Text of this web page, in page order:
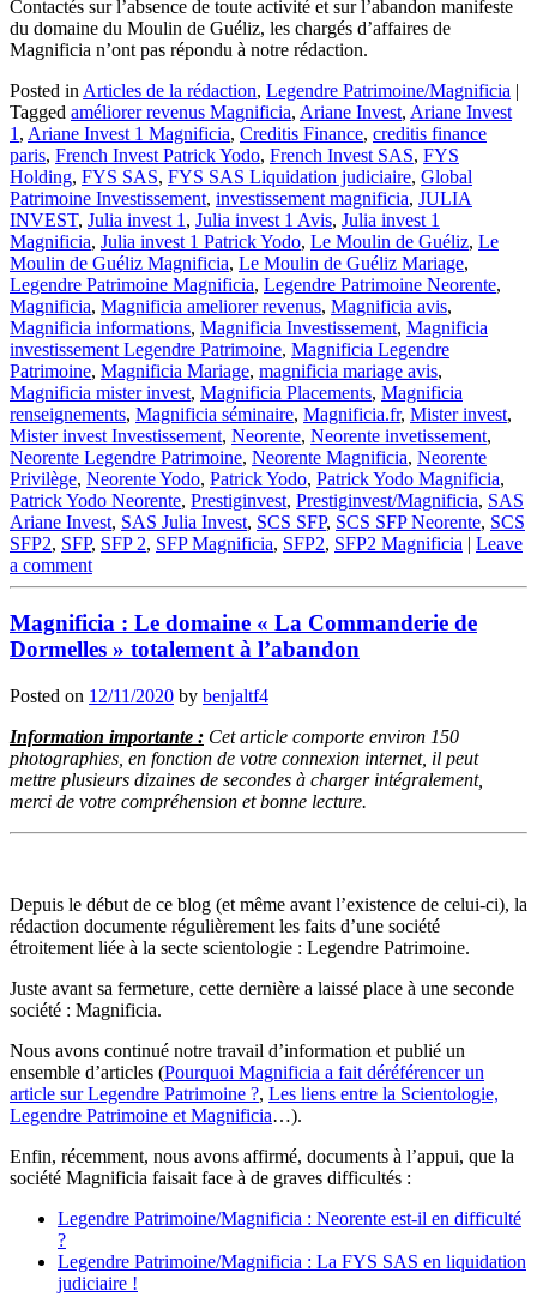
Contactés sur l’absence de toute activité et sur l’abandon manifeste
du domaine du Moulin de Guéliz, les chargés d’affaires de
Magnificia n’ont pas répondu à notre rédaction.
Posted in Articles de la rédaction, Legendre Patrimoine/Magnificia |
Tagged améliorer revenus Magnificia, Ariane Invest, Ariane Invest
1 , Ariane Invest 1 Magnificia, Creditis Finance, creditis finance
paris, French Invest Patrick Yodo, French Invest SAS, FYS
Holding, FYS SAS, FYS SAS Liquidation judiciaire, Global
Patrimoine Investissement, investissement magnificia, JULIA
INVEST, Julia invest 1 , Julia invest 1 Avis, Julia invest 1
Magnificia, Julia invest 1 Patrick Yodo, Le Moulin de Guéliz, Le
Moulin de Guéliz Magnificia, Le Moulin de Guéliz Mariage,
Legendre Patrimoine Magnificia, Legendre Patrimoine Neorente,
Magnificia, Magnificia ameliorer revenus, Magnificia avis,
Magnificia informations, Magnificia Investissement, Magnificia
investissement Legendre Patrimoine, Magnificia Legendre
Patrimoine, Magnificia Mariage, magnificia mariage avis,
Magnificia mister invest, Magnificia Placements, Magnificia
renseignements, Magnificia séminaire, Magnificia.fr, Mister invest,
Mister invest Investissement, Neorente, Neorente invetissement,
Neorente Legendre Patrimoine, Neorente Magnificia, Neorente
Privilège, Neorente Yodo, Patrick Yodo, Patrick Yodo Magnificia,
Patrick Yodo Neorente, Prestiginvest, Prestiginvest/Magnificia, SAS
Ariane Invest, SAS Julia Invest, SCS SFP, SCS SFP Neorente, SCS
SFP2, SFP, SFP 2, SFP Magnificia, SFP2, SFP2 Magnificia | Leave
a comment
Magnificia : Le domaine « La Commanderie de
Dormelles » totalement à l’abandon
Posted on 12/11/2020 by benjaltf4
Information importante : Cet article comporte environ 150
photographies, en fonction de votre connexion internet, il peut
mettre plusieurs dizaines de secondes à charger intégralement,
merci de votre compréhension et bonne lecture.
Depuis le début de ce blog (et même avant l’existence de celui-ci), la
rédaction documente régulièrement les faits d’une société
étroitement liée à la secte scientologie : Legendre Patrimoine.
Juste avant sa fermeture, cette dernière a laissé place à une seconde
société : Magnificia.
Nous avons continué notre travail d’information et publié un
ensemble d’articles (Pourquoi Magnificia a fait déréférencer un
article sur Legendre Patrimoine ?, Les liens entre la Scientologie,
Legendre Patrimoine et Magnificia…).
Enfin, récemment, nous avons affirmé, documents à l’appui, que la
société Magnificia faisait face à de graves difficultés :
Legendre Patrimoine/Magnificia : Neorente est-il en difficulté
?
Legendre Patrimoine/Magnificia : La FYS SAS en liquidation
judiciaire !